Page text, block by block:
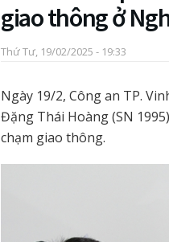
giao thông ở
Thứ Tư, 19/02/2025 - 19:33
Ngày 19/2, Công an TP.
Đặng Thái Hoàng (SN
chạm giao thông.